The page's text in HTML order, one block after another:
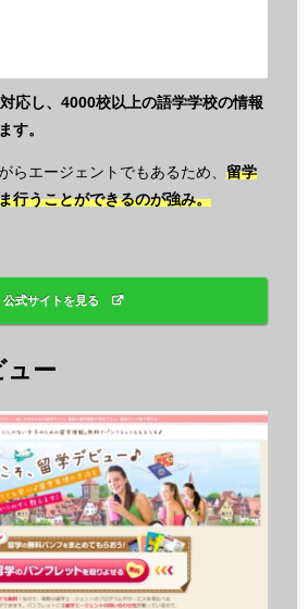
応し、4000校以上の語学学校の情報
す。
らエージェントでもあるため、 留学
行うことができるのが強み。
公式サイトを見る
ュー